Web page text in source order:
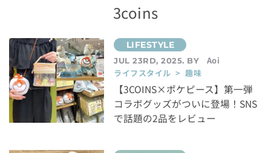
3coins
JUL 23RD, 2025. BY
Aoi
ライフスタイル > 趣味
【3COINS×ポケピース】第一弾
コラボグッズがついに登場！SNS
で話題の2品をレビュー